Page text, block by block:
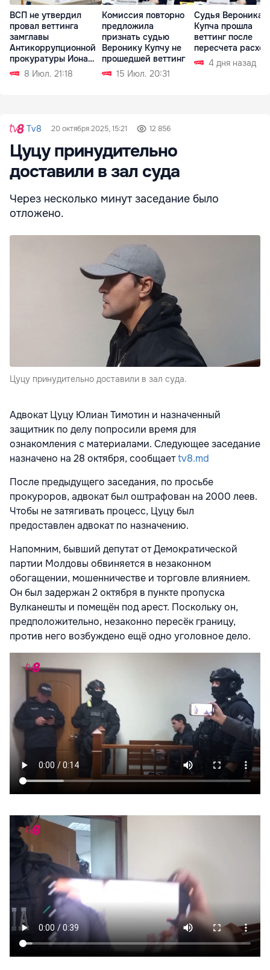
ВСП не утвердил
провал веттинга
замглавы
Антикоррупционной
прокуратуры Иона
Припы8 Июл. 21:18
Комиссия повторно
предложила
признать судью
Веронику Купчу не
прошедшей веттинг
15 Июл. 20:31
Судья Вероника
Купча прошла
веттинг после
пересчета
4 дня назад
Tv8 20 октября 2025, 15:21 12 856
Цуцу принудительно
доставили в зал суда
Через несколько минут заседание было
отложено.
Цуцу принудительно доставили в зал суда.
Адвокат Цуцу Юлиан Тимотин и назначенный
защитник по делу попросили время для
ознакомления с материалами. Следующее заседание
назначено на 28 октября, сообщаетtv8.md
После предыдущего заседания, по просьбе
прокуроров, адвокат был оштрафован на 2000 леев.
Чтобы не затягивать процесс, Цуцу был
предоставлен адвокат по назначению.
Напомним, бывший депутат от Демократической
партии Молдовы обвиняется в незаконном
обогащении, мошенничестве и торговле влиянием.
Он был задержан 2 октября в пункте пропуска
Вулканешты и помещён под арест. Поскольку он,
предположительно, незаконно пересёк границу,
против него возбуждено ещё одно уголовное дело.